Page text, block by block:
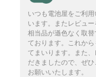
いつも電池屋をご利
います。またレビュー
相当品が遜色なく取
ております。これか
てまいります。また
だきましたので、ぜ
お願いいたします。